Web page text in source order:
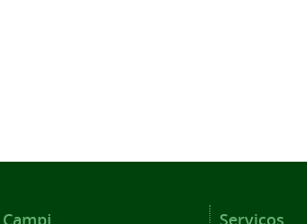
Campi Serviços